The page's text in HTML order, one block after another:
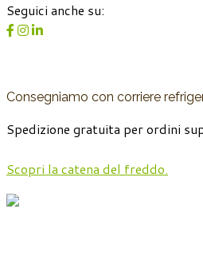
Seguici anche su:
Consegniamo con corriere
Spedizione gratuita per ordini
Scopri la catena del freddo.